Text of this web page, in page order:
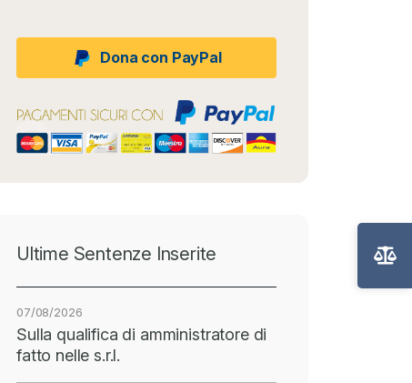
Dona con PayPal
Ultime Sentenze Inserite
07/08/2026
Sulla qualifica di amministratore di
fatto nelle s.r.l.